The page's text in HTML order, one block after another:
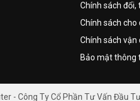
Chính sách đổi,
Chính sách cho
Chính sách vận
Bảo mật thông
- Công Ty Cổ Phần Tư Vấn Đầu